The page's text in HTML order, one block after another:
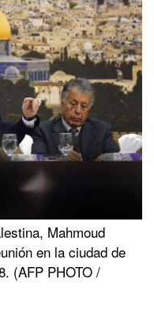
Mahmoud
en la ciudad de
(AFP PHOTO /